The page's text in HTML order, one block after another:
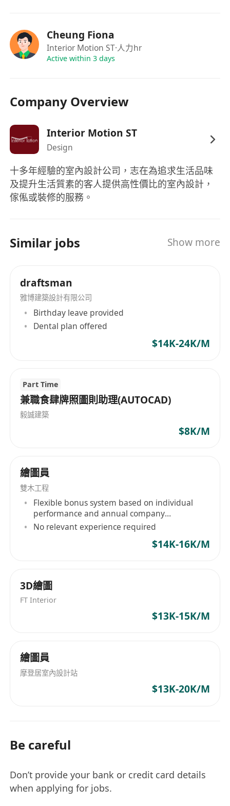
待遇及福利
薪金：每月港幣 $16,000 – $25,000（視乎經驗
有薪年假
提供在職培訓（包括度尺及地盤運作流程）
申請方法
有意者請將履歷（包括工作經驗、學歷、可到職日
期及要求薪金）
WhatsApp 至*********（何先生）
備註
申請人提供的資料將予以保密，並只作招聘用途。
Cheung Fiona
Interior Motion ST·人力hr
Active within 3 days
Company Overview
Interior Motion ST
Design
十多年經驗的室內設計公司，志在為追求生活品味
及提升生活質素的客人提供高性價比的室內設計，
傢俬或裝修的服務。
Similar jobs Show more
draftsman
雅博建築設計有限公司
Birthday leave provided
Dental plan offered
$14K-24K/M
Part Time
兼職食肆牌照圖則助理(AUTOCAD)
毅誠建築
$8K/M
繪圖員
雙木工程
Flexible bonus system based on individual
performance and annual company
performance
No relevant experience required
$14K-16K/M
3D繪圖
FT Interior
$13K-15K/M
繪圖員
摩登居室內設計站
$13K-20K/M
Be careful
Don’t provide your bank or credit card details
when applying for jobs.